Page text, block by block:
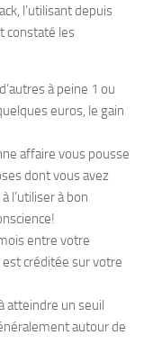
l’utilisant depuis
constaté les
à peine 1 ou
euros, le gain
affaire vous pousse
dont vous avez
l’utiliser à bon
entre votre
créditée sur votre
atteindre un seuil
autour de